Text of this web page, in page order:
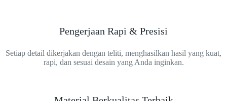
Pengerjaan Rapi & Presisi
Setiap detail dikerjakan dengan teliti, menghasilkan hasil yang kuat,
rapi, dan sesuai desain yang Anda inginkan.